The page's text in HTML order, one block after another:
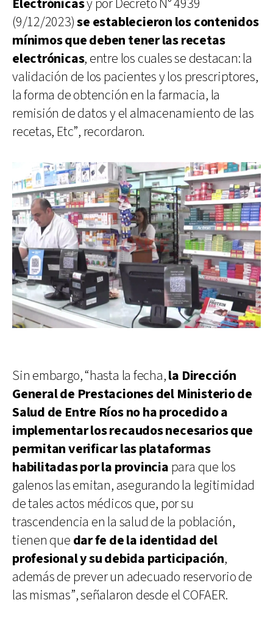
Electrónicasy por Decreto N° 4939
(9/12/2023)se establecieron los contenidos
mínimos que deben tener las recetas
electrónicas, entre los cuales se destacan: la
validación de los pacientes y los prescriptores,
la forma de obtención en la farmacia, la
remisión de datos y el almacenamiento de las
recetas, Etc”, recordaron.
Sin embargo, “hasta la fecha,la Dirección
General de Prestaciones del Ministerio de
Salud de Entre Ríos no ha procedido a
implementar los recaudos necesarios que
permitan verificar las plataformas
habilitadas por la provincia para que los
galenos las emitan, asegurando la legitimidad
de tales actos médicos que, por su
trascendencia en la salud de la población,
tienen que dar fe de la identidad del
profesional y su debida participación,
además de prever un adecuado reservorio de
las mismas”, señalaron desde el COFAER.